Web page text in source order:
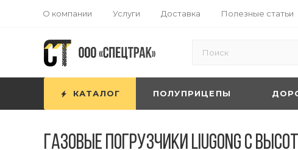
О компании Услуги Доставка Полезные статьи
КАТАЛОГ ПОЛУПРИЦЕПЫ
Газовые погрузчики LiuGong с